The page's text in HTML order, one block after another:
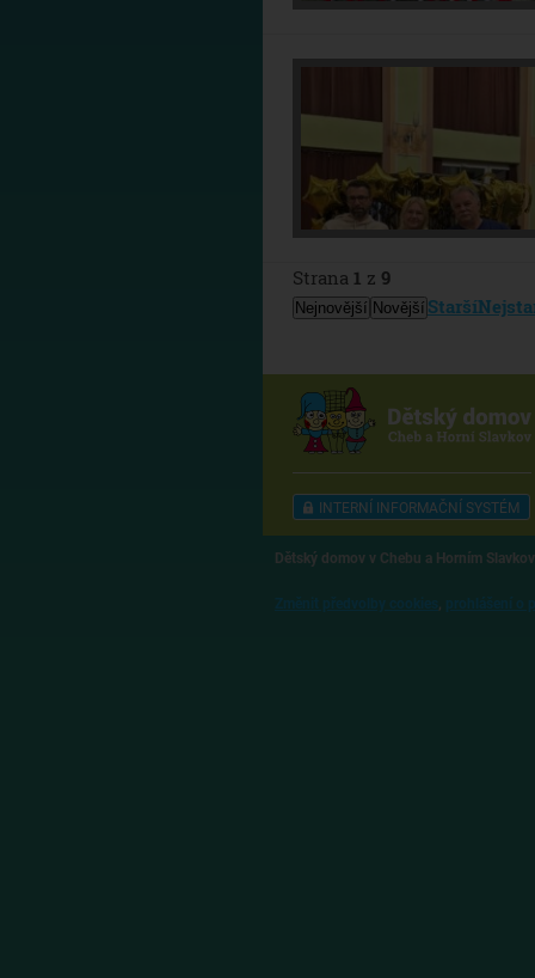
Strana 1 z 9
Nejnovější Novější Starší
INTERNÍ INFORMAČNÍ SYSTÉM
Dětský domov v Chebu a Horním
,